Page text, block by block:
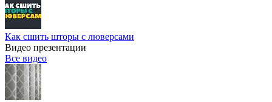
Как сшить шторы с люверсами
Видео презентации
Все видео